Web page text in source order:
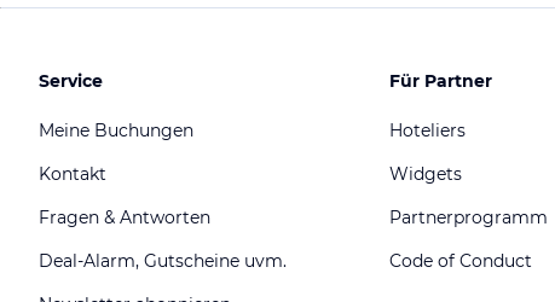
Service
Meine Buchungen
Kontakt
Fragen & Antworten
Deal-Alarm, Gutscheine uvm.
Für Partner
Hoteliers
Widgets
Partnerprogramm
Code of Conduct